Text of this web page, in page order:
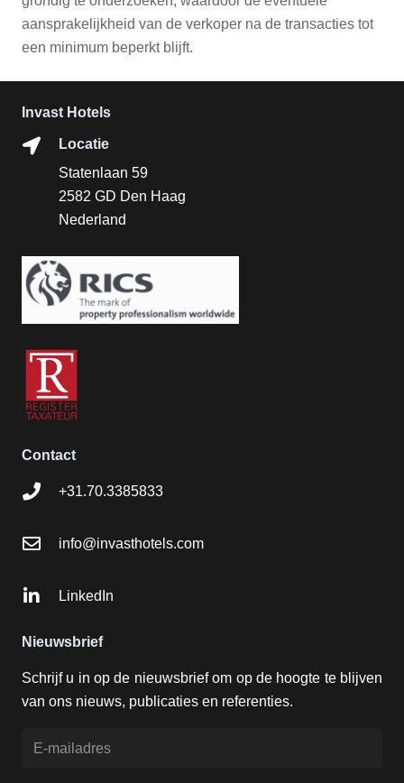
aansprakelijkheid van de verkoper na de transacties tot
een minimum beperkt blijft.
Invast Hotels
Locatie
Statenlaan 59
2582 GD Den Haag
Nederland
Contact
+31.70.3385833
info@invasthotels.com
LinkedIn
Nieuwsbrief
Schrijf u in op de nieuwsbrief om op de hoogte te blijven
van ons nieuws, publicaties en referenties.